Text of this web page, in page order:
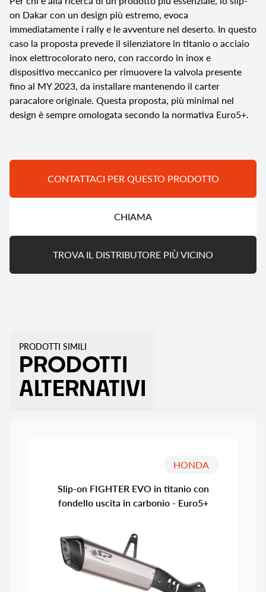
on Dakar con un design più estremo, evoca
immediatamente i rally e le avventure nel deserto. In questo
caso la proposta prevede il silenziatore in titanio o acciaio
inox elettrocolorato nero, con raccordo in inox e
dispositivo meccanico per rimuovere la valvola presente
fino al MY 2023, da installare mantenendo il carter
paracalore originale. Questa proposta, più minimal nel
design è sempre omologata secondo la normativa Euro5+.
CONTATTACI PER QUESTO PRODOTTO
CHIAMA
TROVA IL DISTRIBUTORE PIÙ VICINO
PRODOTTI SIMILI
PRODOTTI
ALTERNATIVI
HONDA
Slip-on FIGHTER EVO in titanio con
fondello uscita in carbonio - Euro5+